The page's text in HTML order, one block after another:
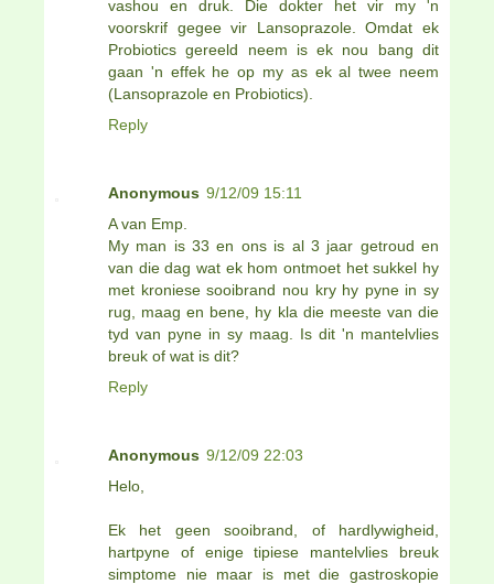
vashou en druk. Die dokter het vir my 'n
voorskrif gegee vir Lansoprazole. Omdat ek
Probiotics gereeld neem is ek nou bang dit
gaan 'n effek he op my as ek al twee neem
(Lansoprazole en Probiotics).
Reply
Anonymous 9/12/09 15:11
A van Emp.
My man is 33 en ons is al 3 jaar getroud en
van die dag wat ek hom ontmoet het sukkel hy
met kroniese sooibrand nou kry hy pyne in sy
rug, maag en bene, hy kla die meeste van die
tyd van pyne in sy maag. Is dit 'n mantelvlies
breuk of wat is dit?
Reply
Anonymous 9/12/09 22:03
Helo,
Ek het geen sooibrand, of hardlywigheid,
hartpyne of enige tipiese mantelvlies breuk
simptome nie maar is met die gastroskopie